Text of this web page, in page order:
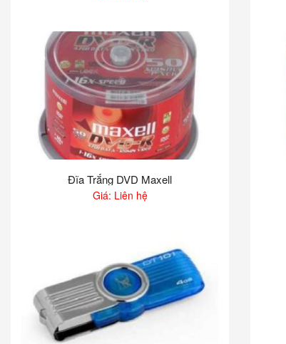
Đĩa Trắng DVD Maxell
Giá: Liên hệ